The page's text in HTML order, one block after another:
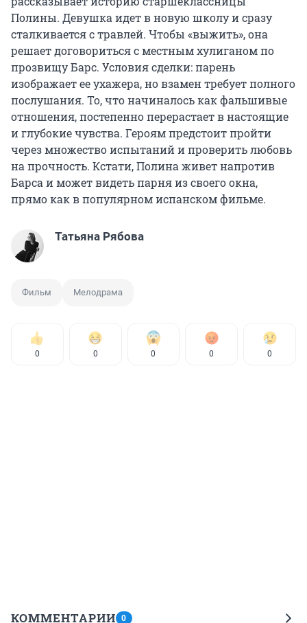
Полины. Девушка идет в новую школу и сразу
сталкивается с травлей. Чтобы «выжить», она
решает договориться с местным хулиганом по
прозвищу Барс. Условия сделки: парень
изображает ее ухажера, но взамен требует полного
послушания. То, что начиналось как фальшивые
отношения, постепенно перерастает в настоящие
и глубокие чувства. Героям предстоит пройти
через множество испытаний и проверить любовь
на прочность. Кстати, Полина живет напротив
Барса и может видеть парня из своего окна,
прямо как в популярном испанском фильме.
Татьяна Рябова
Фильм Мелодрама
0 0 0 0 0
КОММЕНТАРИИ 0